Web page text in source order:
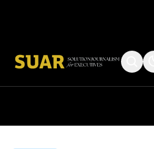
Ketentuan Penggunaan